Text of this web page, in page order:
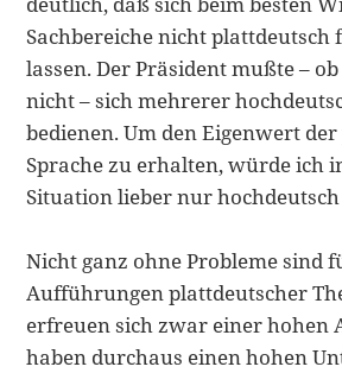
Sachbereiche nicht
lassen. Der Präsident mußte –
nicht – sich mehrerer
bedienen. Um den Eigenwert
Sprache zu erhalten, würde ich
Situation lieber nur hochdeutsch
Nicht ganz ohne Probleme sind
Aufführungen plattdeutscher
erfreuen sich zwar einer hohen
haben durchaus ei­nen hohen